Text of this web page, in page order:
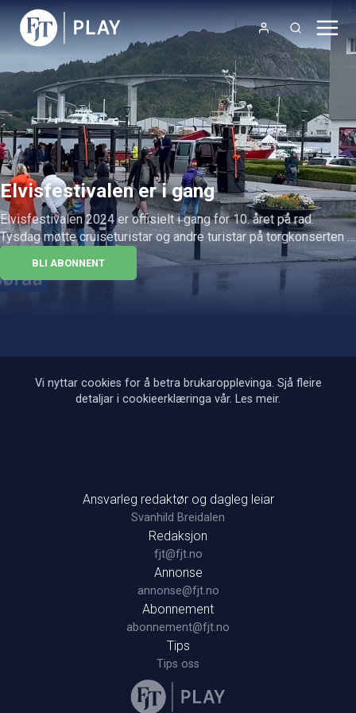
Elvisfestivalen er i gang
Elvisfestivalen 2024 er offisielt i gang for 10. året på rad.
Tysdag møtte cruiseturistar og andre turistar på torgkonserten
for å høyre fleire «Elvisar» synge.
BLI ABONNENT
Vi nyttar cookies for å betra brukaropplevinga. Sjå fleire
detaljar i cookieerklæringa vår. Les meir.
Ansvarleg redaktør og dagleg leiar
Svanhild Breidalen
Redaksjon
fjt@fjt.no
Annonse
annonse@fjt.no
Abonnement
abonnement@fjt.no
Tips
Tips oss